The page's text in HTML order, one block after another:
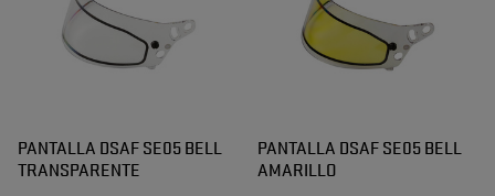
PANTALLA DSAF SE05 BELL
TRANSPARENTE
PANTALLA DSAF SE05 BELL
AMARILLO